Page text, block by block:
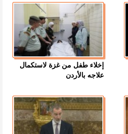
إخلاء طفل من غزة لاستكمال
علاجه بالأردن